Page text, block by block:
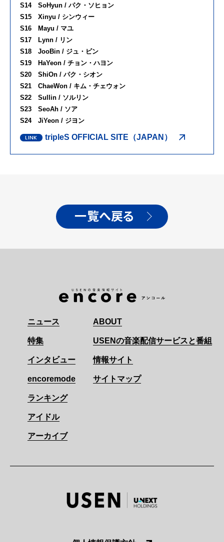
S14 SoHyun / パク・ソヒョン
S15 Xinyu / シンウィー
S16 Mayu / マユ
S17 Lynn / リン
S18 JooBin / ジュ・ビン
S19 HaYeon / チョン・ハヨン
S20 ShiOn / パク・シオン
S21 ChaeWon / キム・チェウォン
S22 Sullin / ソルリン
S23 SeoAh / ソア
S24 JiYeon / ジヨン
tripleS OFFICIAL SITE（JAPAN）
一覧へ戻る
ニュース
特集
インタビュー
encoremode
ランキング
アイドル
アーカイブ
ABOUT
USENの音楽配信サービスと番組
情報サイト
サイトマップ